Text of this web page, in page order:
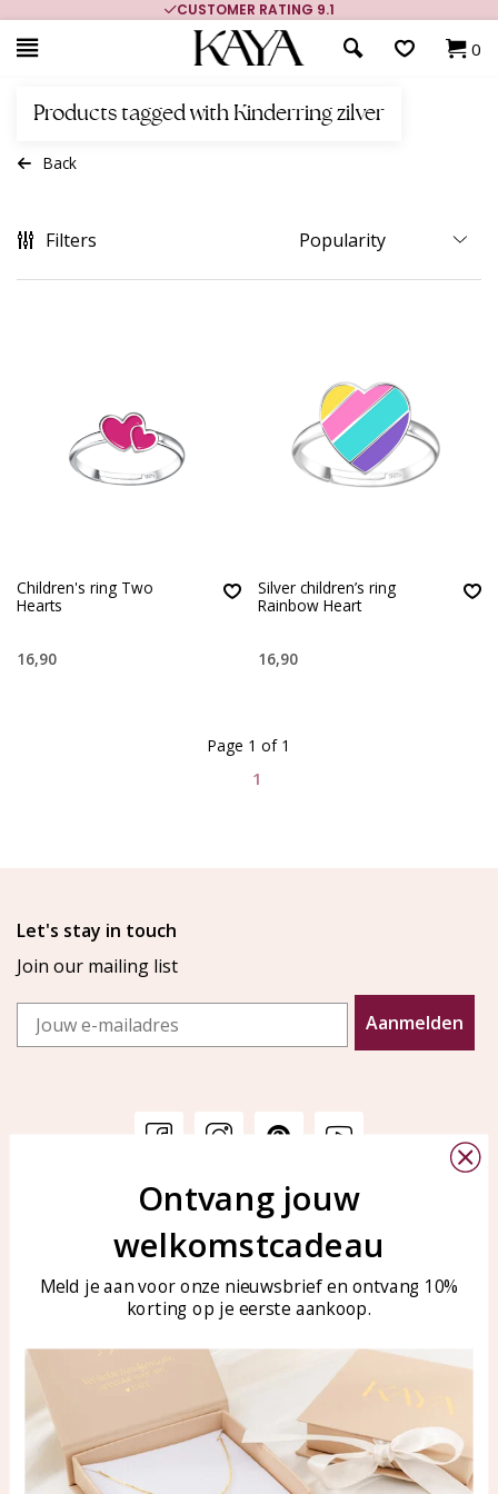
CUSTOMER RATING 9.1
0
Products tagged with Kinderring zilver
Back
Filters
Children's ring Two
Hearts
16,90
Silver children’s ring
Rainbow Heart
16,90
1
Page 1 of 1
Let's stay in touch
Join our mailing list
Email
Aanmelden
Customer service
Customer service
Care for your jewelry
KAYA Sieraden
Bellen of WhatsApp Ma-Vr
Tel: 0850003187
WhatsApp: 0850003187
klantenservice@kayasierade
Products KAYA Sieraden
Ontvang jouw
welkomstcadeau
Meld je aan voor onze nieuwsbrief en ontvang 10%
korting op je eerste aankoop.